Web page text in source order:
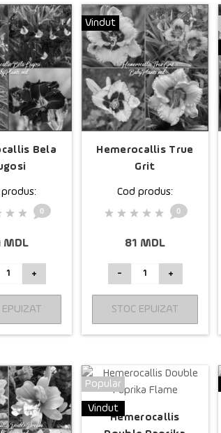
Bela
produs:
0
MDL
+
EPUIZAT
Vindut
Hemerocallis True
Grit
Cod produs:
0
81 MDL
- +
STOC EPUIZAT
Popular
Vindut
Hemerocallis